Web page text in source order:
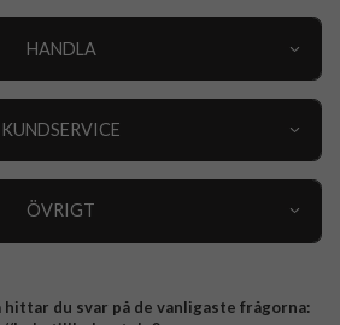
HANDLA
KUNDSERVICE
ÖVRIGT
du svar på de vanligaste frågorna: